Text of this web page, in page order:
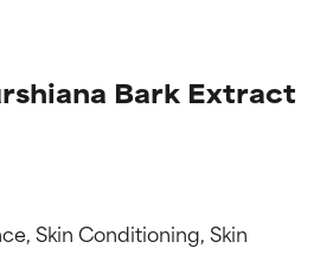
Bark Extract
Skin Conditioning, Skin